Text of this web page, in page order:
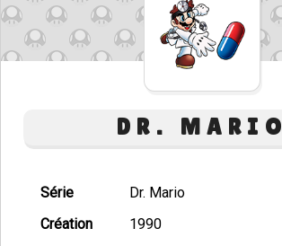
DR. MARIO
Série
Dr. Mario
Création
1990